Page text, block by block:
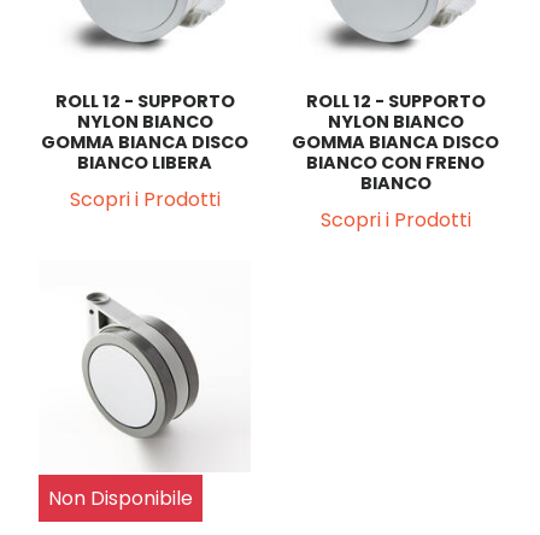
ROLL 12 - SUPPORTO
NYLON BIANCO
GOMMA BIANCA DISCO
BIANCO LIBERA
Scopri i Prodotti
ROLL 12 - SUPPORTO
NYLON BIANCO
GOMMA BIANCA DISCO
BIANCO CON FRENO
BIANCO
Scopri i Prodotti
Non Disponibile